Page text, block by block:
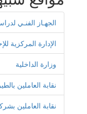
الجهـاز الفنـي
الإدارة المركزية
وزارة الداخلية
نقابة العاملين
نقابة العاملين